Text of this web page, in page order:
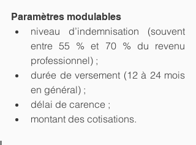
Paramètres modulables
niveau d’indemnisation (souvent
entre 55 % et 70 % du revenu
professionnel) ;
durée de versement (12 à 24 mois
en général) ;
délai de carence ;
montant des cotisations.